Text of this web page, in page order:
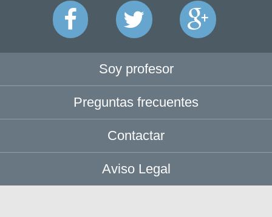
Soy profesor
Preguntas frecuentes
Contactar
Aviso Legal